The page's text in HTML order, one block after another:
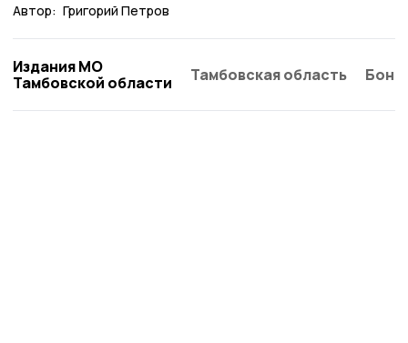
Автор: Григорий Петров
Издания МО
Тамбовской области
Тамбовская область